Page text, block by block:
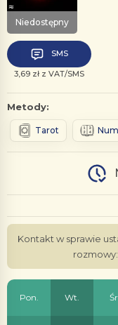
Niedostępny
SMS
3,69 zł z VAT/SMS
Metody:
Tarot
Kontakt w sprawie
rozmowy:
Pon. Wt. Śr.